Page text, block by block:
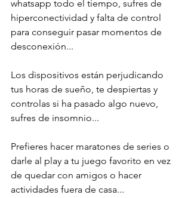
whatsapp todo el tiempo, sufres de
hiperconectividad y falta de control
para conseguir pasar momentos de
desconexión...
Los dispositivos están perjudicando
tus horas de sueño, te despiertas y
controlas si ha pasado algo nuevo,
sufres de insomnio...
Prefieres hacer maratones de series o
darle al play a tu juego favorito en vez
de quedar con amigos o hacer
actividades fuera de casa...